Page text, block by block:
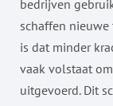
bedrijven
schaffen
is dat minder
vaak volstaat
uitgevoerd. Dit